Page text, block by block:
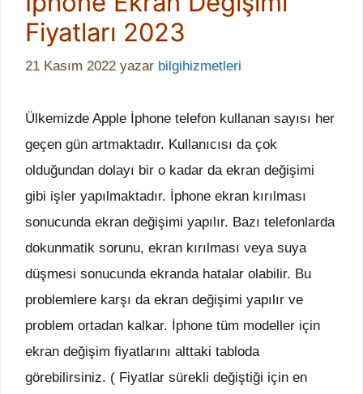
Fiyatları 2023
21 Kasım 2022 yazar bilgihizmetleri
Ülkemizde Apple İphone telefon kullanan sayısı her
geçen gün artmaktadır. Kullanıcısı da çok
olduğundan dolayı bir o kadar da ekran değişimi
gibi işler yapılmaktadır. İphone ekran kırılması
sonucunda ekran değişimi yapılır. Bazı telefonlarda
dokunmatik sorunu, ekran kırılması veya suya
düşmesi sonucunda ekranda hatalar olabilir. Bu
problemlere karşı da ekran değişimi yapılır ve
problem ortadan kalkar. İphone tüm modeller için
ekran değişim fiyatlarını alttaki tabloda
görebilirsiniz. ( Fiyatlar sürekli değiştiği için en